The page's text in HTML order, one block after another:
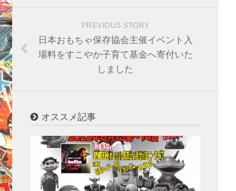
PREVIOUS STORY
日本おもちゃ保存協会主催イベント入
場料をすこやか子育て基金へ寄付いた
しました
オススメ記事